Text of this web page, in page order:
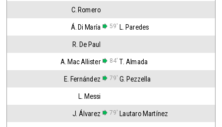
C. Romero
Á. Di María 59' L. Paredes
R. De Paul
A. Mac Allister 84' T. Almada
E. Fernández 79' G. Pezzella
L. Messi
J. Álvarez 79' Lautaro Martínez